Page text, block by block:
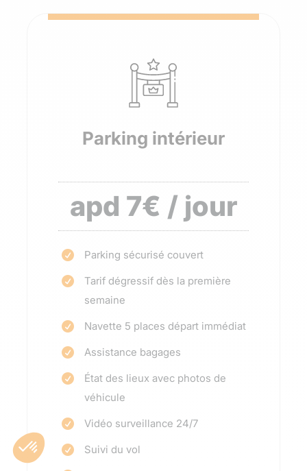
Parking intérieur
apd 7€ / jour
 Parking sécurisé couvert

Tarif dégressif dès la première
semaine
 Navette 5 places départ immédiat
 Assistance bagages

État des lieux avec photos de
véhicule
 Vidéo surveillance 24/7
 Suivi du vol